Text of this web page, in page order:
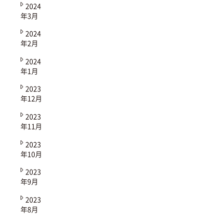
2024
年3月
2024
年2月
2024
年1月
2023
年12月
2023
年11月
2023
年10月
2023
年9月
2023
年8月